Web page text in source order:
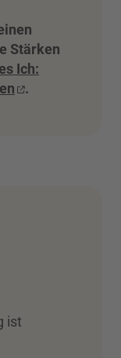
Stärken
Ich:
.
ist